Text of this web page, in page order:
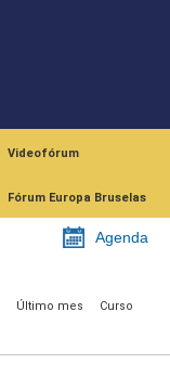
Videofórum
Fórum Europa Bruselas
Agenda
Último mes Curso